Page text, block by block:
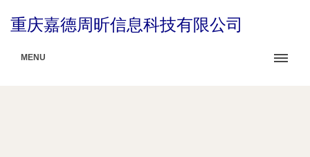
重庆嘉德周昕信息科技有限公司
MENU